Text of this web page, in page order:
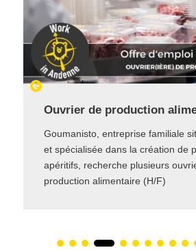
production alimentaire (H/F)
entreprise familiale située à Andenne
dans la création de produits
plusieurs ouvriers de
alimentaire (H/F)